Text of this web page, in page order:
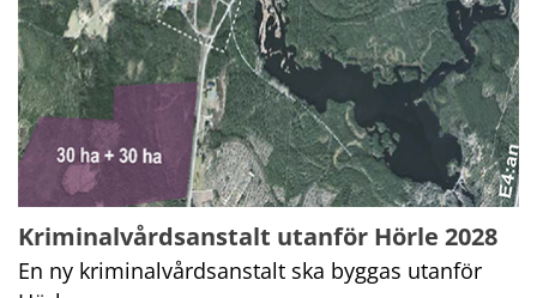
Kriminalvårdsanstalt utanför Hörle 2028
En ny kriminalvårdsanstalt ska byggas utanför